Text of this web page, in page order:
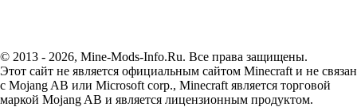
© 2013 - 2026, Mine-Mods-Info.Ru. Все права защищены.
Этот сайт не является официальным сайтом Minecraft и не связан
с Mojang AB или Microsoft corp., Minecraft является торговой
маркой Mojang AB и является лицензионным продуктом.